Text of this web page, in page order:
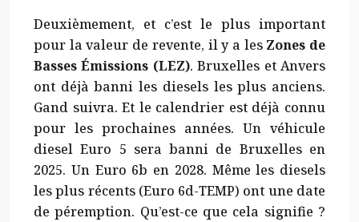
Deuxièmement, et c’est le plus important
pour la valeur de revente, il y a les Zones de
Basses Émissions (LEZ). Bruxelles et Anvers
ont déjà banni les diesels les plus anciens.
Gand suivra. Et le calendrier est déjà connu
pour les prochaines années. Un véhicule
diesel Euro 5 sera banni de Bruxelles en
2025. Un Euro 6b en 2028. Même les diesels
les plus récents (Euro 6d-TEMP) ont une date
de péremption. Qu’est-ce que cela signifie ?